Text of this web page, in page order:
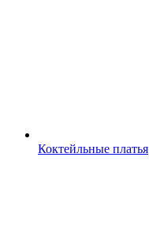
Коктейльные платья